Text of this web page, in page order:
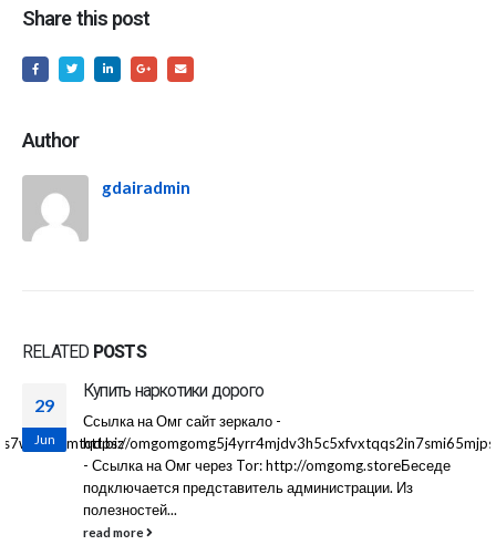
Share this post
Author
gdairadmin
RELATED POSTS
29
Jun
Купить наркотики дорого
Ссылка на Омг сайт зеркало -
https://
- Ссылка на Омг через Tor: http://omgomg.storeБеседе
подключается представитель администрации. Из
полезностей...
read more